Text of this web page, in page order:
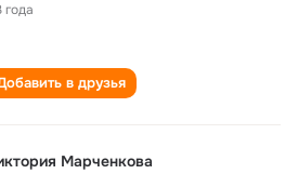
года
в друзья
Марченкова